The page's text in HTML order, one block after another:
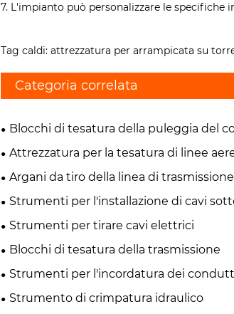
7. L'impianto può personalizzare le specifiche
Tag caldi: attrezzatura per arrampicata su
Categoria correlata
Blocchi di tesatura della puleggia del
Attrezzatura per la tesatura di linee
Argani da tiro della linea di trasmissione
Strumenti per l'installazione di cavi
Strumenti per tirare cavi elettrici
Blocchi di tesatura della trasmissione
Strumenti per l'incordatura dei
Strumento di crimpatura idraulico